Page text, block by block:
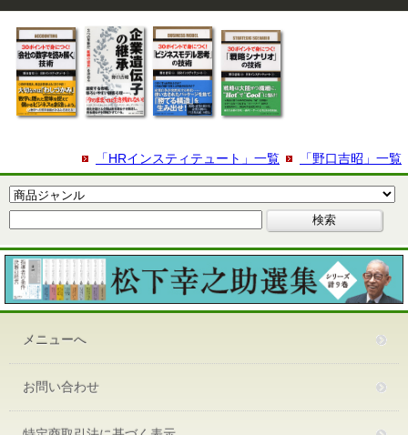
「野口吉昭」一覧
「HRインスティテュート」一覧
メニューへ
お問い合わせ